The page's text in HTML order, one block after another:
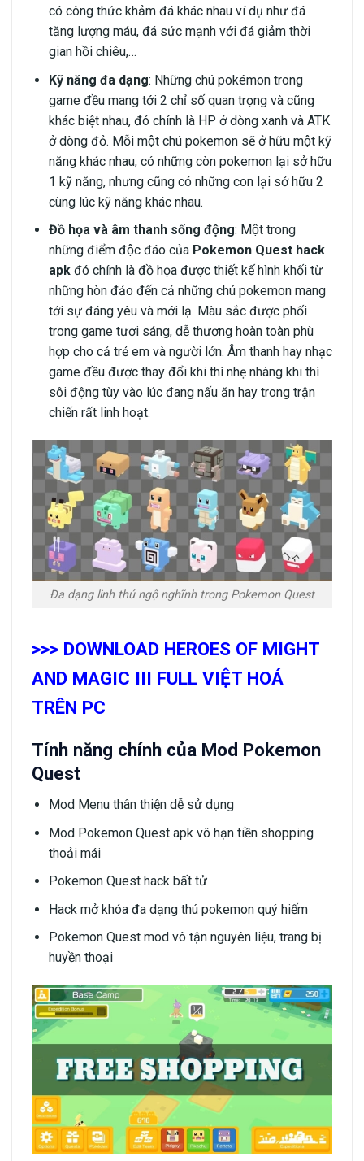
có công thức khảm đá khác nhau ví dụ như đá
tăng lượng máu, đá sức mạnh với đá giảm thời
gian hồi chiêu,…
Kỹ năng đa dạng: Những chú pokémon trong
game đều mang tới 2 chỉ số quan trọng và cũng
khác biệt nhau, đó chính là HP ở dòng xanh và ATK
ở dòng đỏ. Mỗi một chú pokemon sẽ ở hữu một kỹ
năng khác nhau, có những còn pokemon lại sở hữu
1 kỹ năng, nhưng cũng có những con lại sở hữu 2
cùng lúc kỹ năng khác nhau.
Đồ họa và âm thanh sống động: Một trong
những điểm độc đáo của Pokemon Quest hack
apkđó chính là đồ họa được thiết kế hình khối từ
những hòn đảo đến cả những chú pokemon mang
tới sự đáng yêu và mới lạ. Màu sắc được phối
trong game tươi sáng, dễ thương hoàn toàn phù
hợp cho cả trẻ em và người lớn. Âm thanh hay nhạc
game đều được thay đổi khi thì nhẹ nhàng khi thì
sôi động tùy vào lúc đang nấu ăn hay trong trận
chiến rất linh hoạt.
Đa dạng linh thú ngộ nghĩnh trong Pokemon Quest
>>> DOWNLOAD HEROES OF MIGHT
AND MAGIC III FULL VIỆT HOÁ
TRÊN PC
Tính năng chính của Mod Pokemon
Quest
Mod Menu thân thiện dễ sử dụng
Mod Pokemon Quest apk vô hạn tiền shopping
thoải mái
Pokemon Quest hack bất tử
Hack mở khóa đa dạng thú pokemon quý hiếm
Pokemon Quest mod vô tận nguyên liệu, trang bị
huyền thoại